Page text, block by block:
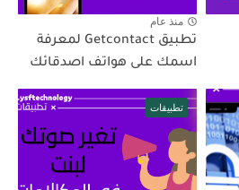
منذ عام
تطبيق Getcontact لمعرفة
اسمك على هواتف اصدقائك
تطبيقات